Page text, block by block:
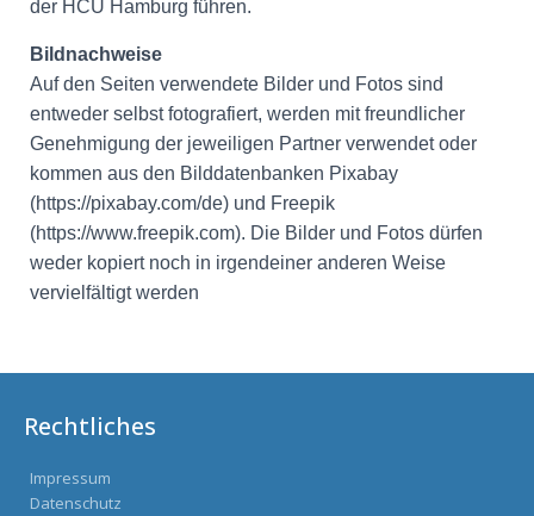
der HCU Hamburg führen.
Bildnachweise
Auf den Seiten verwendete Bilder und Fotos sind
entweder selbst fotografiert, werden mit freundlicher
Genehmigung der jeweiligen Partner verwendet oder
kommen aus den Bilddatenbanken Pixabay
(https://pixabay.com/de) und Freepik
(https://www.freepik.com). Die Bilder und Fotos dürfen
weder kopiert noch in irgendeiner anderen Weise
vervielfältigt werden
Rechtliches
Impressum
Datenschutz